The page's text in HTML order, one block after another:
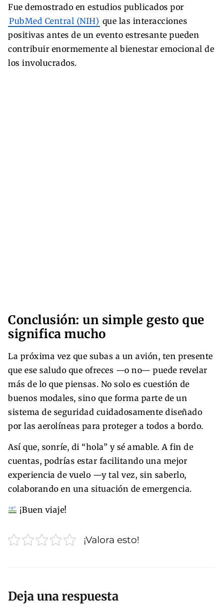
Fue demostrado en estudios publicados por
PubMed Central (NIH) que las interacciones
positivas antes de un evento estresante pueden
contribuir enormemente al bienestar emocional de
los involucrados.
Conclusión: un simple gesto que
significa mucho
La próxima vez que subas a un avión, ten presente
que ese saludo que ofreces —o no— puede revelar
más de lo que piensas. No solo es cuestión de
buenos modales, sino que forma parte de un
sistema de seguridad cuidadosamente diseñado
por las aerolíneas para proteger a todos a bordo.
Así que, sonríe, di “hola” y sé amable. A fin de
cuentas, podrías estar facilitando una mejor
experiencia de vuelo —y tal vez, sin saberlo,
colaborando en una situación de emergencia.
¡Buen viaje!
¡Valora esto!
Deja una respuesta